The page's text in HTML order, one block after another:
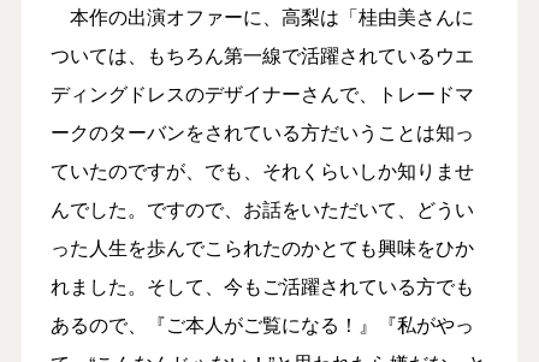
本作の出演オファーに、高梨は「桂由美さんに
ついては、もちろん第一線で活躍されているウエ
ディングドレスのデザイナーさんで、トレードマ
ークのターバンをされている方だいうことは知っ
ていたのですが、でも、それくらいしか知りませ
んでした。ですので、お話をいただいて、どうい
った人生を歩んでこられたのかとても興味をひか
れました。そして、今もご活躍されている方でも
あるので、『ご本人がご覧になる！』『私がやっ